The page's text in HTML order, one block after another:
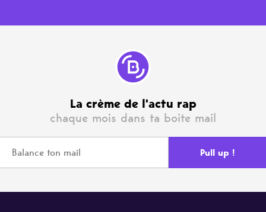
La crème de l'actu rap
chaque mois dans ta boite mail